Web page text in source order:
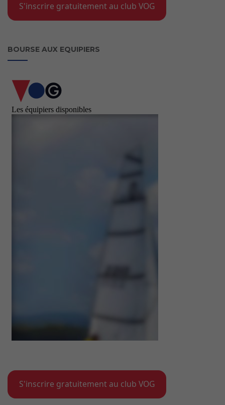
S'inscrire gratuitement au club VOG
BOURSE AUX EQUIPIERS
S'inscrire gratuitement au club VOG